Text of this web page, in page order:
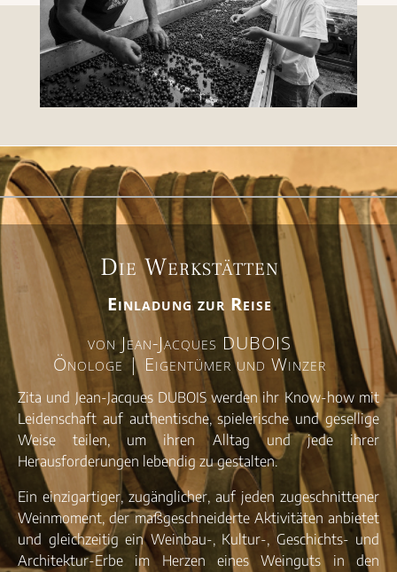
Die Werkstätten
Einladung zur Reise
von Jean-Jacques DUBOIS
Önologe | Eigentümer und Winzer
Zita und Jean-Jacques DUBOIS werden ihr Know-how mit
Leidenschaft auf authentische, spielerische und gesellige
Weise teilen, um ihren Alltag und jede ihrer
Herausforderungen lebendig zu gestalten.
Ein einzigartiger, zugänglicher, auf jeden zugeschnittener
Weinmoment, der maßgeschneiderte Aktivitäten anbietet
und gleichzeitig ein Weinbau-, Kultur-, Geschichts- und
Architektur-Erbe im Herzen eines Weinguts in den